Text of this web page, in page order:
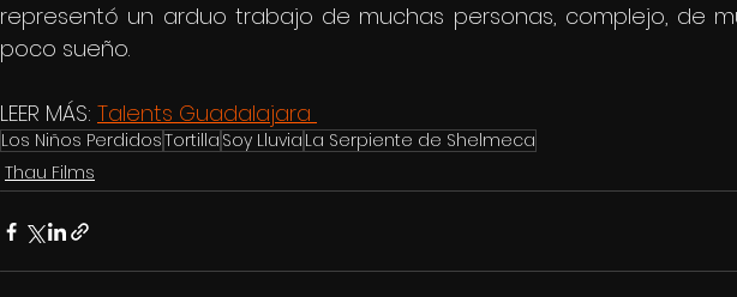
representó un arduo trabajo de muchas personas, complejo, de
poco sueño.
LEER MÁS: Talents Guadalajara
Los Niños PerdidosTortilla Soy Lluvia La Serpiente de Shelmeca
Thau Films